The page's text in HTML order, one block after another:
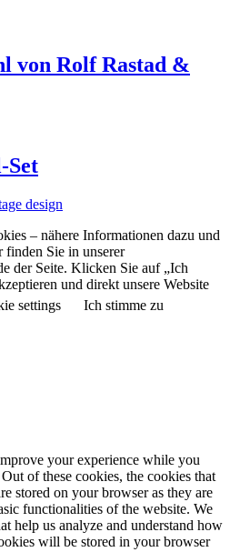
von Rolf Rastad &
Set
design
– nähere Informationen dazu und
finden Sie in unserer
der Seite. Klicken Sie auf „Ich
und direkt unsere Website
settings Ich stimme zu
your experience while you
of these cookies, the cookies that
stored on your browser as they are
functionalities of the website. We
help us analyze and understand how
will be stored in your browser